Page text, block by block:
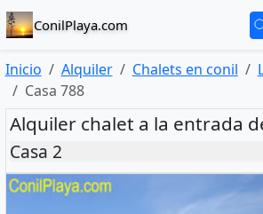
ConilPlaya.com
Inicio Alquiler Chalets en conil
Casa 788
Alquiler chalet a la entrada
Casa 2